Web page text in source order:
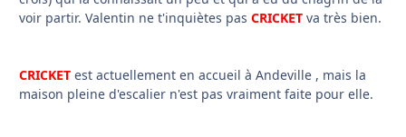
voir partir. Valentin ne t'inquiètes pas CRICKET va très bien.
CRICKET est actuellement en accueil à Andeville , mais la
maison pleine d'escalier n'est pas vraiment faite pour elle.